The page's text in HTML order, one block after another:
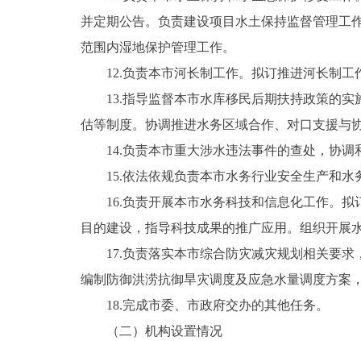
并定期公告。负责建设项目水土保持监督管理工
范围内湿地保护管理工作。
12.负责本市河长制工作。拟订推进河长制
13.指导监督本市水库移民后期扶持政策的
估等制度。协调推进水务区域合作、对口支援与
14.负责本市重大涉水违法事件的查处，协
15.依法依规负责本市水务行业安全生产和
16.负责开展本市水务科技和信息化工作。
目的建设，指导科技成果的推广应用。组织开展
17.负责落实本市综合防灾减灾规划相关要
编制防御洪涝抗御旱灾调度及应急水量调度方
18.完成市委、市政府交办的其他任务。
（二）机构设置情况